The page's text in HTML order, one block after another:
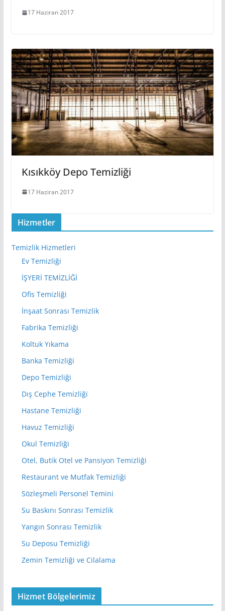
17 Haziran 2017
Kısıkköy Depo Temizliği
17 Haziran 2017
Hizmetler
Temizlik Hizmetleri
Ev Temizliği
İŞYERİ TEMİZLİĞİ
Ofis Temizliği
İnşaat Sonrası Temizlik
Fabrika Temizliği
Koltuk Yıkama
Banka Temizliği
Depo Temizliği
Dış Cephe Temizliği
Hastane Temizliği
Havuz Temizliği
Okul Temizliği
Otel, Butik Otel ve Pansiyon Temizliği
Restaurant ve Mutfak Temizliği
Sözleşmeli Personel Temini
Su Baskını Sonrası Temizlik
Yangın Sonrası Temizlik
Su Deposu Temizliği
Zemin Temizliği ve Cilalama
Hizmet Bölgelerimiz